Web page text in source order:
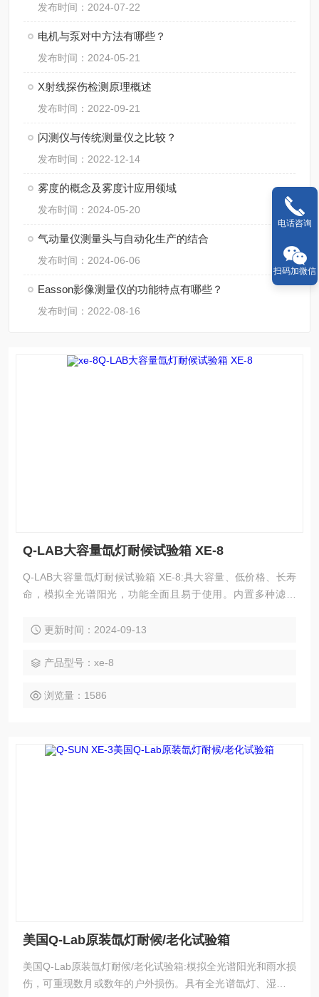
发布时间：2024-07-22
电机与泵对中方法有哪些？
发布时间：2024-05-21
X射线探伤检测原理概述
发布时间：2022-09-21
闪测仪与传统测量仪之比较？
发布时间：2022-12-14
雾度的概念及雾度计应用领域
发布时间：2024-05-20
气动量仪测量头与自动化生产的结合
发布时间：2024-06-06
Easson影像测量仪的功能特点有哪些？
发布时间：2022-08-16
Q-LAB大容量氙灯耐候试验箱 XE-8
Q-LAB大容量氙灯耐候试验箱 XE-8:具大容量、低价格、长寿
命，模拟全光谱阳光，功能全面且易于使用。内置多种滤光
操作，是可靠高效的测试设备。
更新时间：2024-09-13
产品型号：xe-8
浏览量：1586
美国Q-Lab原装氙灯耐候/老化试验箱
美国Q-Lab原装氙灯耐候/老化试验箱:模拟全光谱阳光和雨水损
伤，可重现数月或数年的户外损伤。具有全光谱氙灯、湿度控
电话咨询
扫码加微信